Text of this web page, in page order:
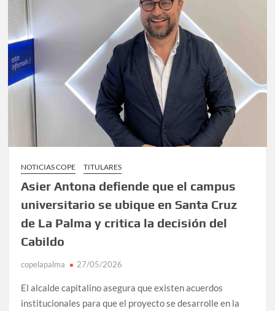
NOTICIAS COPE TITULARES
Asier Antona defiende que el campus
universitario se ubique en Santa Cruz
de La Palma y critica la decisión del
Cabildo
copelapalma 27/05/2026
El alcalde capitalino asegura que existen acuerdos
institucionales para que el proyecto se desarrolle en la